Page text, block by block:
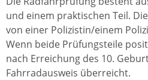
und einem praktischen Teil.
von einer Polizistin/einem
Wenn beide Prüfungsteile
nach Erreichung des 10.
Fahrradausweis überreicht.